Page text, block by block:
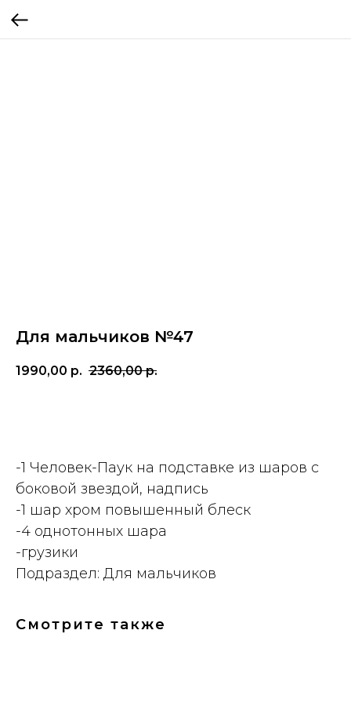
Для мальчиков №47
1990,00 р. 2360,00 р.
-1 Человек-Паук на подставке из шаров с
боковой звездой, надпись
-1 шар хром повышенный блеск
-4 однотонных шара
-грузики
Подраздел: Для мальчиков
Смотрите также